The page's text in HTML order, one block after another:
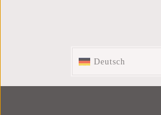
Deutsch